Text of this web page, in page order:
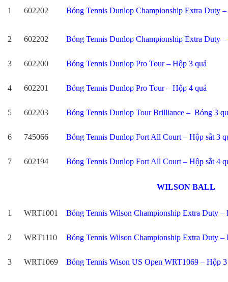
1 602202 Bóng Tennis Dunlop Championship Extra Duty
2 602202 Bóng Tennis Dunlop Championship Extra Duty
3 602200 Bóng Tennis Dunlop Pro Tour – Hộp 3 quả
4 602201 Bóng Tennis Dunlop Pro Tour – Hộp 4 quả
5 602203 Bóng Tennis Dunlop Tour Brilliance – Bóng 3
6 745066 Bóng Tennis Dunlop Fort All Court – Hộp sắt 3
7 602194 Bóng Tennis Dunlop Fort All Court – Hộp sắt 4
WILSON BALL
1 WRT1001 Bóng Tennis Wilson Championship Extra Duty –
2 WRT1110 Bóng Tennis Wilson Championship Extra Duty –
3 WRT1069 Bóng Tennis Wison US Open WRT1069 – Hộp 3